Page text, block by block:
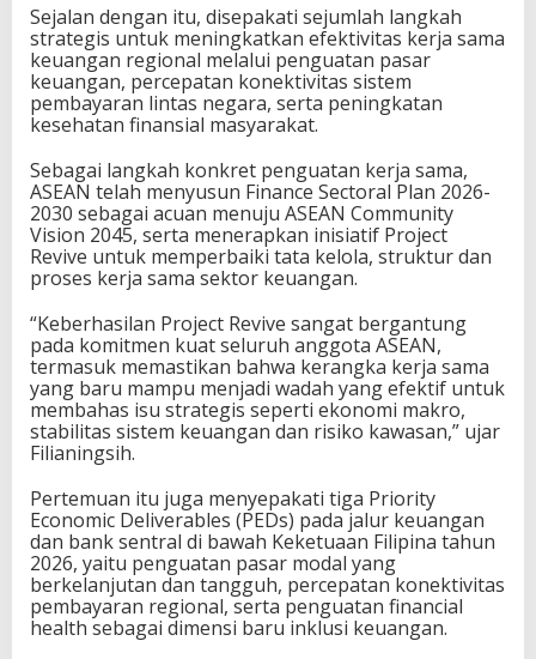
Sejalan dengan itu, disepakati sejumlah langkah
strategis untuk meningkatkan efektivitas kerja sama
keuangan regional melalui penguatan pasar
keuangan, percepatan konektivitas sistem
pembayaran lintas negara, serta peningkatan
kesehatan finansial masyarakat.
Sebagai langkah konkret penguatan kerja sama,
ASEAN telah menyusun Finance Sectoral Plan 2026-
2030 sebagai acuan menuju ASEAN Community
Vision 2045, serta menerapkan inisiatif Project
Revive untuk memperbaiki tata kelola, struktur dan
proses kerja sama sektor keuangan.
“Keberhasilan Project Revive sangat bergantung
pada komitmen kuat seluruh anggota ASEAN,
termasuk memastikan bahwa kerangka kerja sama
yang baru mampu menjadi wadah yang efektif untuk
membahas isu strategis seperti ekonomi makro,
stabilitas sistem keuangan dan risiko kawasan,” ujar
Filianingsih.
Pertemuan itu juga menyepakati tiga Priority
Economic Deliverables (PEDs) pada jalur keuangan
dan bank sentral di bawah Keketuaan Filipina tahun
2026, yaitu penguatan pasar modal yang
berkelanjutan dan tangguh, percepatan konektivitas
pembayaran regional, serta penguatan financial
health sebagai dimensi baru inklusi keuangan.